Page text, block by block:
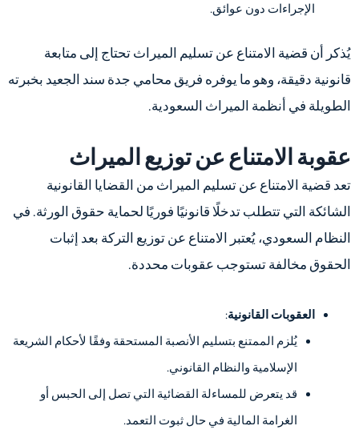
الإجراءات دون عوائق.
يُذكر أن قضية الامتناع عن تسليم الميراث تحتاج إلى متابعة
قانونية دقيقة، وهو ما يوفره فريق محامي جدة سند الجعيد بخبرته
الطويلة في أنظمة الميراث السعودية.
عقوبة الامتناع عن توزيع الميراث
تعد قضية الامتناع عن تسليم الميراث من القضايا القانونية
الشائكة التي تتطلب تدخلًا قانونيًا فوريًا لحماية حقوق الورثة. في
النظام السعودي، يُعتبر الامتناع عن توزيع التركة بعد إثبات
الحقوق مخالفة تستوجب عقوبات محددة.
العقوبات القانونية:
يُلزم الممتنع بتسليم الأنصبة المستحقة وفقًا لأحكام الشريعة
الإسلامية والنظام القانوني.
قد يتعرض للمساءلة القضائية التي تصل إلى الحبس أو
الغرامة المالية في حال ثبوت التعمد.